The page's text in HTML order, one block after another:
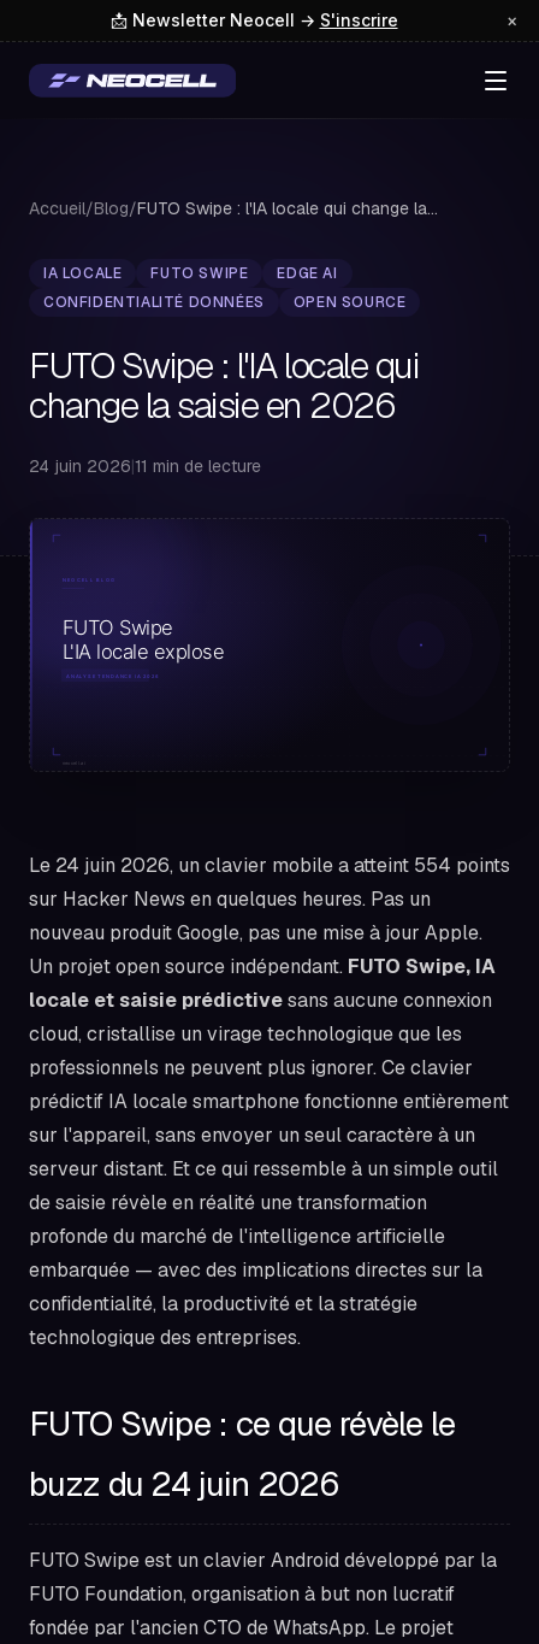
📩 Newsletter Neocell → S'inscrire ×
Accueil/Blog/ FUTO Swipe : l'IA locale qui change la saisie...
IA LOCALE FUTO SWIPE
EDGE AI
CONFIDENTIALITÉ DONNÉES
OPEN SOURCE
FUTO Swipe : l'IA locale qui
change la saisie en 2026
24 juin 2026|11 min de lecture
Le 24 juin 2026, un clavier mobile a atteint 554 points
sur Hacker News en quelques heures. Pas un
nouveau produit Google, pas une mise à jour Apple.
Un projet open source indépendant. FUTO Swipe, IA
locale et saisie prédictivesans aucune connexion
cloud, cristallise un virage technologique que les
professionnels ne peuvent plus ignorer. Ce clavier
prédictif IA locale smartphone fonctionne entièrement
sur l'appareil, sans envoyer un seul caractère à un
serveur distant. Et ce qui ressemble à un simple outil
de saisie révèle en réalité une transformation
profonde du marché de l'intelligence artificielle
embarquée — avec des implications directes sur la
confidentialité, la productivité et la stratégie
technologique des entreprises.
FUTO Swipe : ce que révèle le
buzz du 24 juin 2026
FUTO Swipe est un clavier Android développé par la
FUTO Foundation, organisation à but non lucratif
fondée par l'ancien CTO de WhatsApp. Le projet